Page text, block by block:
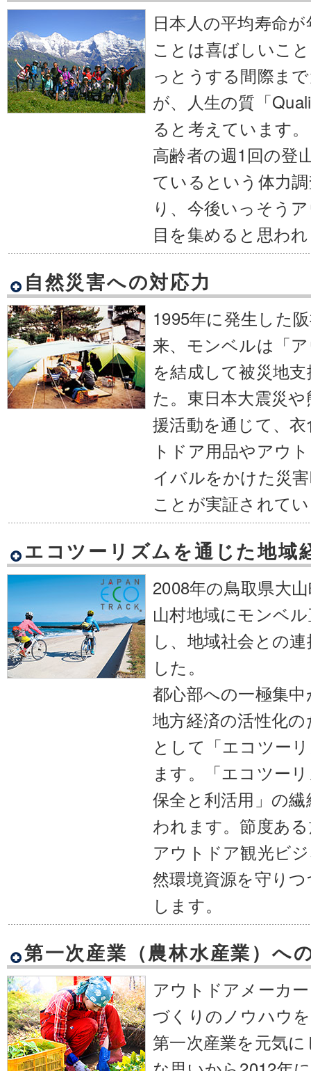
日本人の平均寿命
ことは喜ばしいこ
っとうする間際ま
が、人生の質「
ると考えています。
高齢者の週1回の登
ているという体力
り、今後いっそう
目を集めると思わ
自然災害への対応力
1995年に発生した
来、モンベルは「
を結成して被災地
た。東日本大震災
援活動を通じて、
トドア用品やアウ
イバルをかけた災
ことが実証されて
エコツーリズムを通じた地域
2008年の鳥取県大
山村地域にモンベ
し、地域社会との
した。
都心部への一極集
地方経済の活性化
として「エコツー
ます。「エコツー
保全と利活用」の
われます。節度あ
アウトドア観光ビ
然環境資源を守り
します。
第一次産業（農林水産業）へ
アウトドアメーカ
づくりのノウハウ
第一次産業を元気